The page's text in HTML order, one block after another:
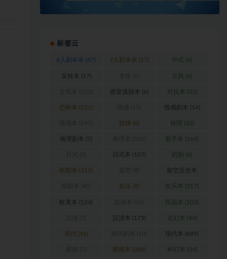
标签云
6人剧本杀 (67) 7人剧本杀 (17) 中式 (6)
反转本 (17) 古风 (6)
密室逃脱本 (6) 对抗本 (33)
恐怖本 (221) 情感剧本 (14)
惊悚 (8) 推理 (30)
推理剧本 (7) 新手本 (164)
日式本 (107) 机制 (6)
机制本 (313) 架空历史本
(102)
欢乐 (8) 欢乐本 (317)
欧美本 (124) 民国本 (103)
沉浸本 (175) 玄幻本 (44)
现代 (16) 现代本 (689)
硬核本 (286) 科幻本 (34)